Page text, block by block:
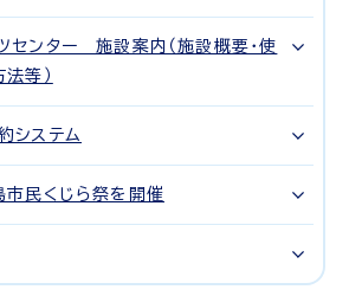
センター 施設案内（施設概要・使
等）
システム
民くじら祭を開催